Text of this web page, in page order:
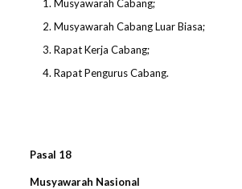
Musyawarah Cabang;
Musyawarah Cabang Luar Biasa;
Rapat Kerja Cabang;
Rapat Pengurus Cabang.
Pasal 18
Musyawarah Nasional